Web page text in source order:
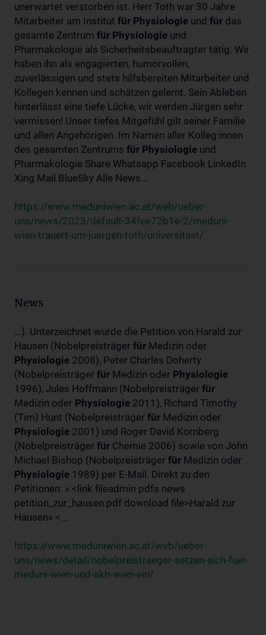
unerwartet verstorben ist. Herr Toth war 30 Jahre
Mitarbeiter am Institut für Physiologie und für das
gesamte Zentrum für Physiologie und
Pharmakologie als Sicherheitsbeauftragter tätig. Wir
haben ihn als engagierten, humorvollen,
zuverlässigen und stets hilfsbereiten Mitarbeiter und
Kollegen kennen und schätzen gelernt. Sein Ableben
hinterlässt eine tiefe Lücke, wir werden Jürgen sehr
vermissen! Unser tiefes Mitgefühl gilt seiner Familie
und allen Angehörigen. Im Namen aller Kolleg:innen
des gesamten Zentrums für Physiologie und
Pharmakologie Share Whatsapp Facebook LinkedIn
Xing Mail BlueSky Alle News...
https://www.meduniwien.ac.at/web/ueber-
uns/news/2023/default-34fee72b1e-2/meduni-
wien-trauert-um-juergen-toth/universitaet/
News
...). Unterzeichnet wurde die Petition von Harald zur
Hausen (Nobelpreisträger für Medizin oder
Physiologie 2008), Peter Charles Doherty
(Nobelpreisträger für Medizin oder Physiologie
1996), Jules Hoffmann (Nobelpreisträger für
Medizin oder Physiologie 2011), Richard Timothy
(Tim) Hunt (Nobelpreisträger für Medizin oder
Physiologie 2001) und Roger David Kornberg
(Nobelpreisträger für Chemie 2006) sowie von John
Michael Bishop (Nobelpreisträger für Medizin oder
Physiologie 1989) per E-Mail. Direkt zu den
Petitionen: » <link fileadmin pdfs news
petition_zur_hausen.pdf download file>Harald zur
Hausen» <...
https://www.meduniwien.ac.at/web/ueber-
uns/news/detail/nobelpreistraeger-setzen-sich-fuer-
meduni-wien-und-akh-wien-ein/